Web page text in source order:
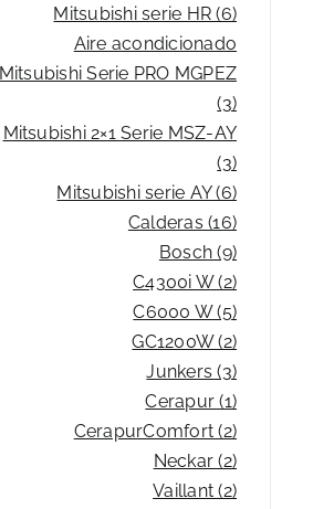
Mitsubishi serie HR (6)
Aire acondicionado
Mitsubishi Serie PRO MGPEZ
(3)
Mitsubishi 2×1 Serie MSZ-AY
(3)
Mitsubishi serie AY (6)
Calderas (16)
Bosch (9)
C4300i W (2)
C6000 W (5)
GC1200W (2)
Junkers (3)
Cerapur (1)
CerapurComfort (2)
Neckar (2)
Vaillant (2)